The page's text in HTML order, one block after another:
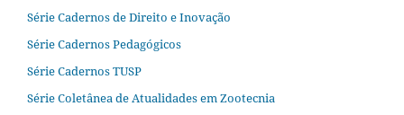
Série Cadernos de Direito e Inovação
Série Cadernos Pedagógicos
Série Cadernos TUSP
Série Coletânea de Atualidades em Zootecnia